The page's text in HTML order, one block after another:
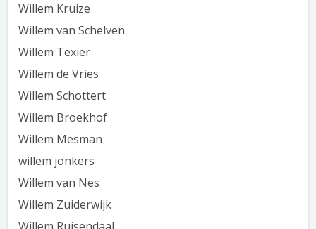
Willem Kruize
Willem van Schelven
Willem Texier
Willem de Vries
Willem Schottert
Willem Broekhof
Willem Mesman
willem jonkers
Willem van Nes
Willem Zuiderwijk